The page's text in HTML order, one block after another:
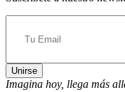
Unirse
Imagina hoy, llega más